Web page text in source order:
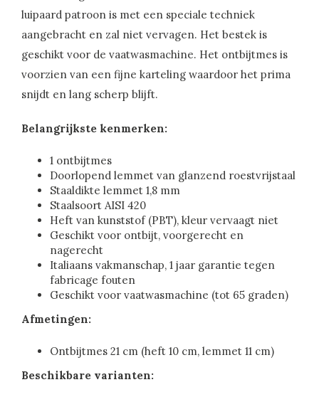
luipaard patroon is met een speciale techniek
aangebracht en zal niet vervagen. Het bestek is
geschikt voor de vaatwasmachine. Het ontbijtmes is
voorzien van een fijne karteling waardoor het prima
snijdt en lang scherp blijft.
Belangrijkste kenmerken:
1 ontbijtmes
Doorlopend lemmet van glanzend roestvrijstaal
Staaldikte lemmet 1,8 mm
Staalsoort AISI 420
Heft van kunststof (PBT), kleur vervaagt niet
Geschikt voor ontbijt, voorgerecht en
nagerecht
Italiaans vakmanschap, 1 jaar garantie tegen
fabricage fouten
Geschikt voor vaatwasmachine (tot 65 graden)
Afmetingen:
Ontbijtmes 21 cm (heft 10 cm, lemmet 11 cm)
Beschikbare varianten: